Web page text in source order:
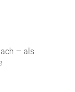
– als